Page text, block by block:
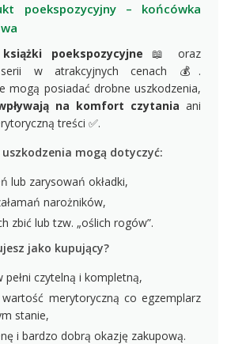
poekspozycyjny – końcówka
książki poekspozycyjne 📖 oraz
w atrakcyjnych cenach 💰.
mogą posiadać drobne uszkodzenia,
na komfort czytania ani
treści ✅.
uszkodzenia mogą dotyczyć:
lub zarysowań okładki,
narożników,
zbić lub tzw. „oślich rogów”.
jako kupujący?
pełni czytelną i kompletną,
merytoryczną co egzemplarz
stanie,
i bardzo dobrą okazję zakupową.